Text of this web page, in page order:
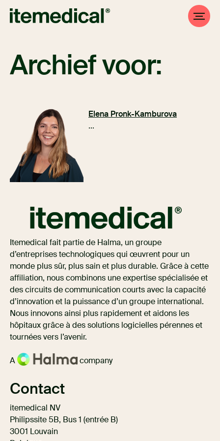
Archief voor:
Elena Pronk-Kamburova
...
Itemedical fait partie de Halma, un groupe
d’entreprises technologiques qui œuvrent pour un
monde plus sûr, plus sain et plus durable. Grâce à cette
affiliation, nous combinons une expertise spécialisée et
des circuits de communication courts avec la capacité
d’innovation et la puissance d’un groupe international.
Nous innovons ainsi plus rapidement et aidons les
hôpitaux grâce à des solutions logicielles pérennes et
tournées vers l’avenir.
A company
Contact
itemedical NV
Philipssite 5B, Bus 1 (entrée B)
3001 Louvain